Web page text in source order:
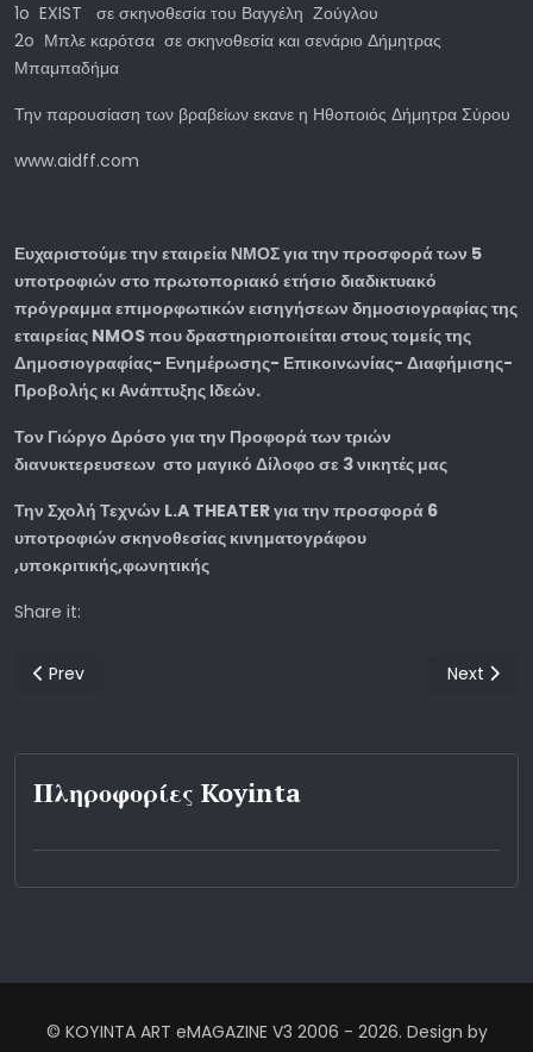
1o EXIST σε σκηνοθεσία του Βαγγέλη Ζούγλου
2o Μπλε καρότσα σε σκηνοθεσία και σενάριο Δήμητρας
Μπαμπαδήμα
Την παρουσίαση των βραβείων εκανε η Ηθοποιός Δήμητρα Σύρου
www.aidff.com
Ευχαριστούμε την εταιρεία ΝΜΟΣ για την προσφορά των 5
υποτροφιών στο πρωτοποριακό ετήσιο διαδικτυακό
πρόγραμμα επιμορφωτικών εισηγήσεων δημοσιογραφίας της
εταιρείας NMOS που δραστηριοποιείται στους τομείς της
Δημοσιογραφίας- Ενημέρωσης- Επικοινωνίας- Διαφήμισης-
Προβολής κι Ανάπτυξης Ιδεών.
Τον Γιώργο Δρόσο για την Προφορά των τριών
διανυκτερευσεων στο μαγικό Δίλοφο σε 3 νικητές μας
Την Σχολή Τεχνών L.A THEATER για την προσφορά 6
υποτροφιών σκηνοθεσίας κινηματογράφου
,υποκριτικής,φωνητικής
Share it:
Previous article: Πρεμιέρα της ταινίας "Η Γέννηση μιας ιδέας"
Prev Next
Next
Πληροφορίες Koyinta
© KOYINTA ART eMAGAZINE V3 2006 - 2026. Design by